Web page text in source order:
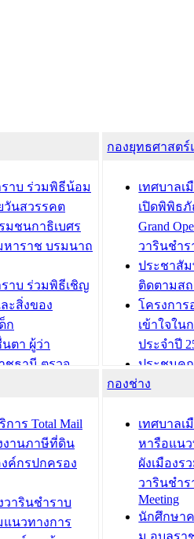
ราบ ร่วมพิธีน้อม
วันสวรรคต
มชนกาธิเบศร
าราช บรมนาถ
ราบ ร่วมพิธีเชิญ
ะสิ่งของ
ก
ตา ผู้ว่า
ชธานี ตรวจ
นที่ในการเตรี
ศบาลเมือง
รมอบทะเบียน
จำตัว
ท 8 แก่บุคคลที่
เบียนบ้าน
กองยุทธศาสต
เทศบาลเ
เปิดพิพิธภั
Grand
วารินชำร
ประชาสัม
ติดตามส
โครงกา
เข้าใจใน
ประจำปี
ประชุมค
ความเสี่ย
ประชุมที
ชีวา สร้า
ขับเคลื่อน
“เมืองแห่
บทความ อื่นๆ ...
าร Total Mail
งานภาษีที่ดิน
ค์กรปกครอง
วารินชำราบ
นวทางการ
กองช่าง
เทศบาลเ
หารือแน
ผังเมืองร
วารินชำร
Meeting
นักศึกษา
ม.อุบลรา